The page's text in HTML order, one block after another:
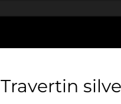
Travertin